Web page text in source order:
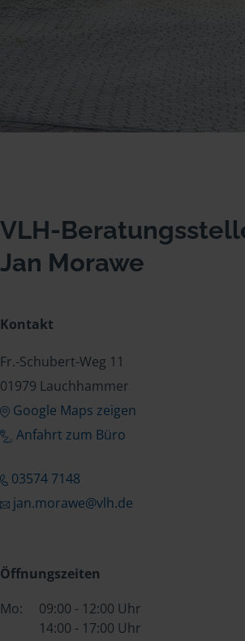
VLH-
Jan Morawe
Kontakt
Fr.-Schubert-Weg 11
01979 Lauchhammer
Google Maps zeigen
Anfahrt zum Büro
03574 7148
jan.morawe@vlh.de
Öffnungszeiten
Mo:
09:00 - 12:00 Uhr
14:00 - 17:00 Uhr